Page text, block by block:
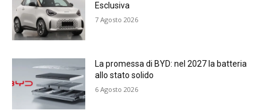
Esclusiva
7 Agosto 2026
La promessa di BYD: nel 2027 la batteria
allo stato solido
6 Agosto 2026